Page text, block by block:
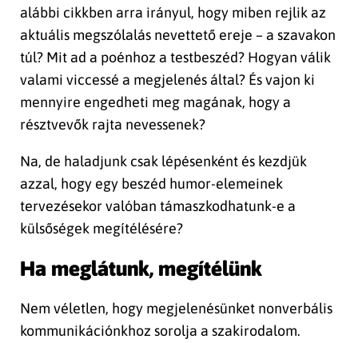
alábbi cikkben arra irányul, hogy miben rejlik az
aktuális megszólalás nevettető ereje – a szavakon
túl? Mit ad a poénhoz a testbeszéd? Hogyan válik
valami viccessé a megjelenés által? És vajon ki
mennyire engedheti meg magának, hogy a
résztvevők rajta nevessenek?
Na, de haladjunk csak lépésenként és kezdjük
azzal, hogy egy beszéd humor-elemeinek
tervezésekor valóban támaszkodhatunk-e a
külsőségek megítélésére?
Ha meglátunk, megítélünk
Nem véletlen, hogy megjelenésünket nonverbális
kommunikációnkhoz sorolja a szakirodalom.